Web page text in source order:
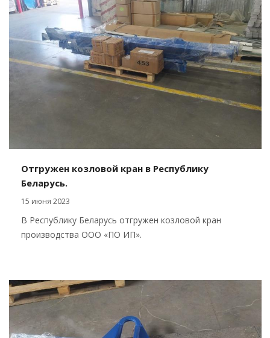
Отгружен козловой кран в Республику
Беларусь.
15 июня 2023
В Республику Беларусь отгружен козловой кран
производства ООО «ПО ИП».